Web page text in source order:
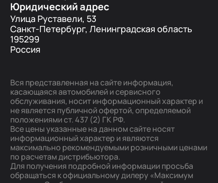
Юридический адрес
Улица Руставели, 53
Санкт-Петербург, Ленинградская область
195299
Россия
Вся представленная на сайте информация,
касающаяся автомобилей и сервисного
обслуживания, носит информационный характер и
не является публичной офертой, определяемой
положениями ст. 437 (2) ГК РФ.
Все цены указанные на данном сайте носят
информационный характер и являются
максимально рекомендуемыми розничными ценами
по расчетам дистрибьютора.
Для получения подробной информации просьба
обращаться к официальному дилеру «Максимум